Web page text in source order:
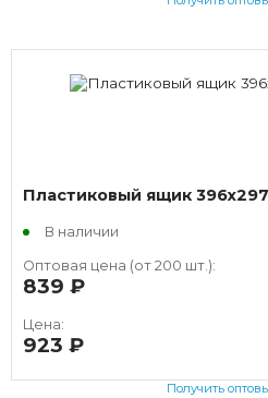
Пластиковый ящик
В наличии
Оптовая цена (от 200 шт.):
839
Цена:
923
Получить